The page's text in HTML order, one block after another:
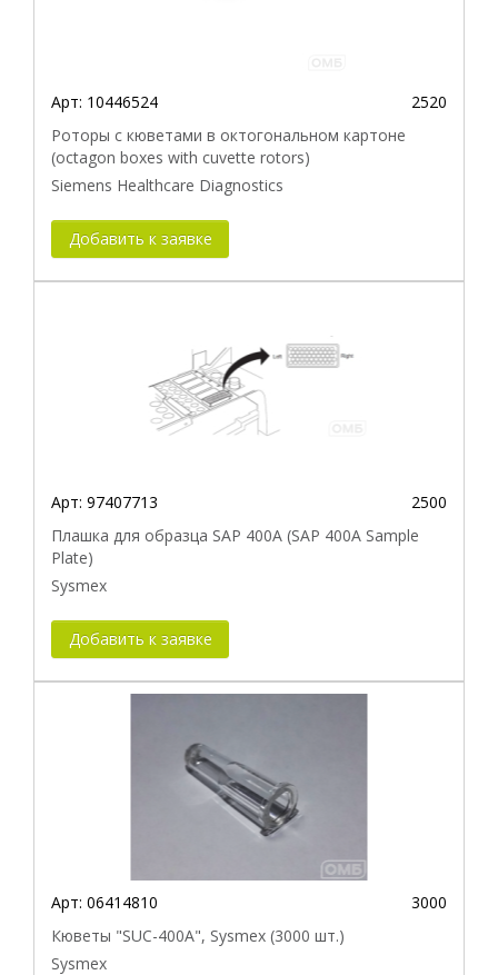
Арт: 10446524
2520
Роторы с кюветами в октогональном картоне
(octagon boxes with cuvette rotors)
Siemens Healthcare Diagnostics
Добавить к заявке
Арт: 97407713
2500
Плашка для образца SAP 400A (SAP 400A Sample
Plate)
Sysmex
Добавить к заявке
Арт: 06414810
3000
Кюветы "SUC-400A", Sysmex (3000 шт.)
Sysmex